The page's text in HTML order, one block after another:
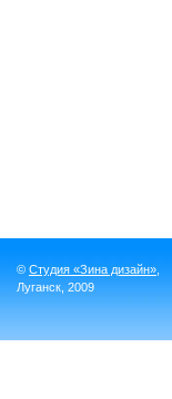
© Студия «Зина дизайн»
Луганск , 2009